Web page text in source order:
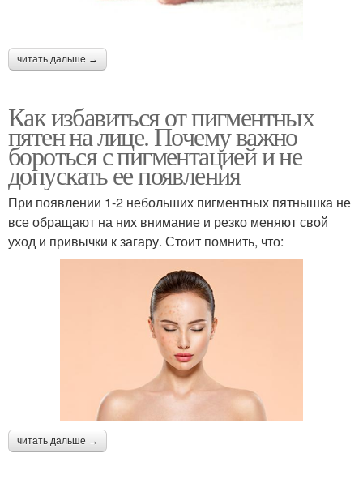
читать дальше →
Как избавиться от пигментных
пятен на лице. Почему важно
бороться с пигментацией и не
допускать ее появления
При появлении 1-2 небольших пигментных пятнышка не
все обращают на них внимание и резко меняют свой
уход и привычки к загару. Стоит помнить, что:
читать дальше →